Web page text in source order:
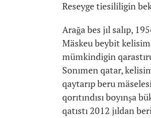
Reseyge tiesililigin
Arağa bes jıl salıp,
Mäskeu beybit
mümkindigin
Sonımen qatar,
qaytarıp beru
qorıtındısı boyınşa
qatıstı 2012 jıldan